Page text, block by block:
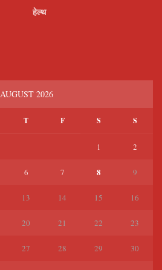
हेल्थ
AUGUST 2026
T F S S
1 2
6 7 8 9
13 14 15 16
20 21 22 23
27 28 29 30